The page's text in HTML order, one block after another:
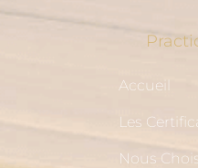
Accueil
Les
Nous